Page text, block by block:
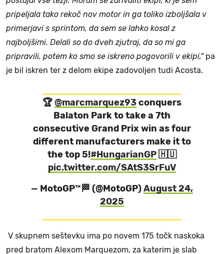
pripeljala tako rekoč nov motor in ga toliko izboljšala v
primerjavi s sprintom, da sem se lahko kosal z
najboljšimi. Delali so do dveh zjutraj, da so mi ga
pripravili, potem ko smo se iskreno pogovorili v ekipi," pa
je bil iskren ter z delom ekipe zadovoljen tudi Acosta.
🏆@marcmarquez93 conquers
Balaton Park to take a 7th
consecutive Grand Prix win as four
different manufacturers make it to
the top 5!#HungarianGP🇭🇺
pic.twitter.com/SAtS3SrFuV
— MotoGP™🏁 (@MotoGP)August 24,
2025
V skupnem seštevku ima po novem 175 točk naskoka
pred bratom Alexom Marquezom, za katerim je slab